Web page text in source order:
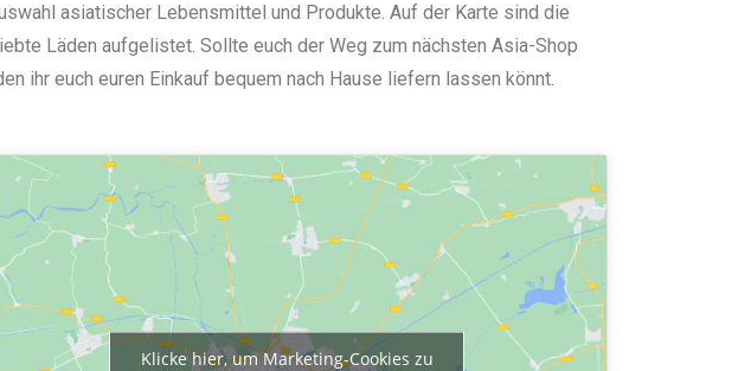
asiatischer Lebensmittel und Produkte. Auf der Karte sind die
Läden aufgelistet. Sollte euch der Weg zum nächsten Asia-Shop
ihr euch euren Einkauf bequem nach Hause liefern lassen könnt.
Klicke hier, um Marketing-Cookies zu